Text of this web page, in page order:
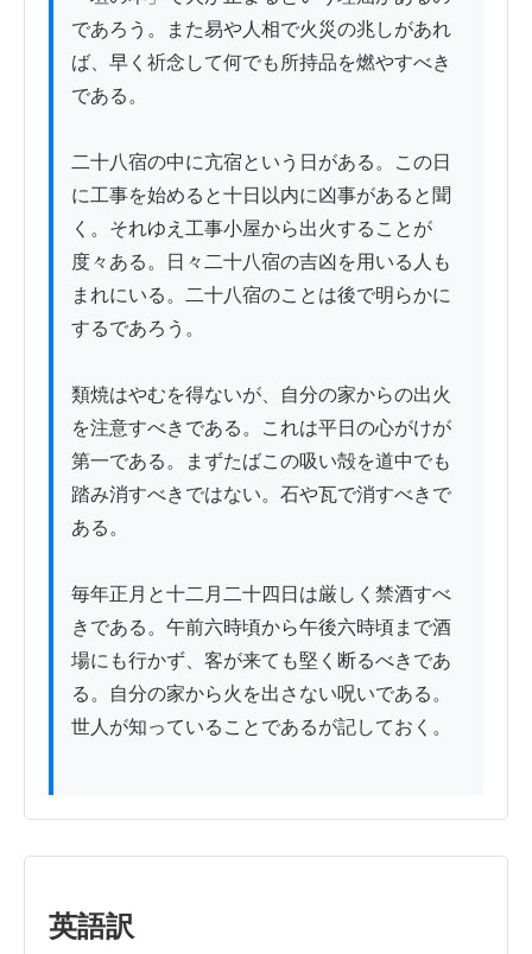
であろう。また易や人相で火災の兆しがあれ
ば、早く祈念して何でも所持品を燃やすべき
である。
二十八宿の中に亢宿という日がある。この日
に工事を始めると十日以内に凶事があると聞
く。それゆえ工事小屋から出火することが
度々ある。日々二十八宿の吉凶を用いる人も
まれにいる。二十八宿のことは後で明らかに
するであろう。
類焼はやむを得ないが、自分の家からの出火
を注意すべきである。これは平日の心がけが
第一である。まずたばこの吸い殻を道中でも
踏み消すべきではない。石や瓦で消すべきで
ある。
毎年正月と十二月二十四日は厳しく禁酒すべ
きである。午前六時頃から午後六時頃まで酒
場にも行かず、客が来ても堅く断るべきであ
る。自分の家から火を出さない呪いである。
世人が知っていることであるが記しておく。
英語訳